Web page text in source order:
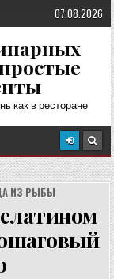
07.08.2026
как в ресторане
ИЗ РЫБЫ